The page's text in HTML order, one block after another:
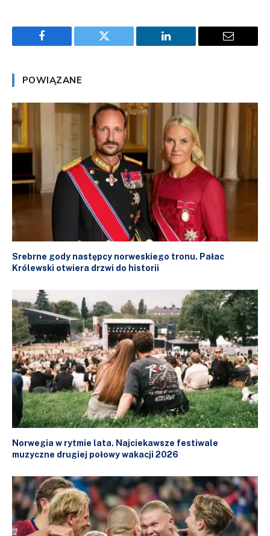
Facebook Twitter LinkedIn Email
POWIĄZANE
Srebrne gody następcy norweskiego tronu. Pałac
Królewski otwiera drzwi do historii
Norwegia w rytmie lata. Najciekawsze festiwale
muzyczne drugiej połowy wakacji 2026